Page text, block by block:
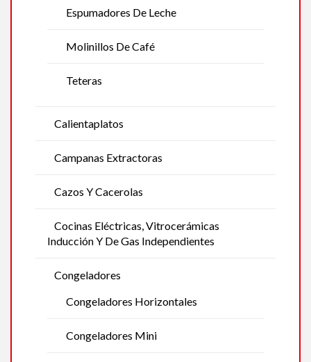
Espumadores De Leche
Molinillos De Café
Teteras
Calientaplatos
Campanas Extractoras
Cazos Y Cacerolas
Cocinas Eléctricas, Vitrocerámicas
Inducción Y De Gas Independientes
Congeladores
Congeladores Horizontales
Congeladores Mini